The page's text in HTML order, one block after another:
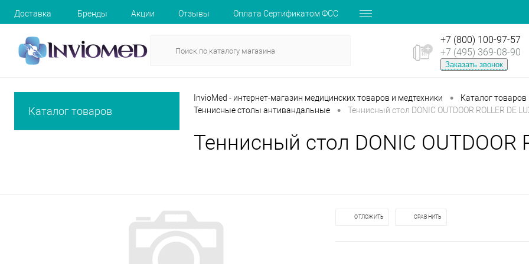
Доставка Бренды Акции Отзывы Оплата Сертификатом ФСС
+7 (800) 100-97-57
+7 (495) 369-08-90
Заказать звонок
Каталог товаров
InvioMed - интернет-магазин медицинских товаров и медтехники •
Каталог товаров
Теннисные столы антивандальные
• Теннисный стол DONIC OUTDOOR ROLLER DE
Теннисный стол DONIC OUTDOOR
ОТЛОЖИТЬ СРАВНИТЬ